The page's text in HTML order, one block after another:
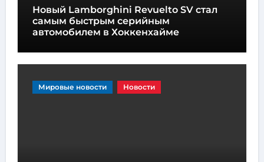
Новый Lamborghini Revuelto SV стал
самым быстрым серийным
автомобилем в Хоккенхайме
Мировые новости Новости